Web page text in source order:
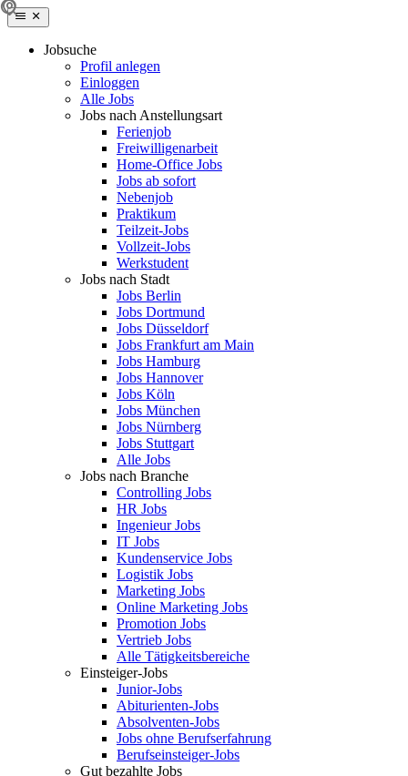
Jobsuche
Profil anlegen
Einloggen
Alle Jobs
Jobs nach Anstellungsart
Ferienjob
Freiwilligenarbeit
Home-Office Jobs
Jobs ab sofort
Nebenjob
Praktikum
Teilzeit-Jobs
Vollzeit-Jobs
Werkstudent
Jobs nach Stadt
Jobs Berlin
Jobs Dortmund
Jobs Düsseldorf
Jobs Frankfurt am Main
Jobs Hamburg
Jobs Hannover
Jobs Köln
Jobs München
Jobs Nürnberg
Jobs Stuttgart
Alle Jobs
Jobs nach Branche
Controlling Jobs
HR Jobs
Ingenieur Jobs
IT Jobs
Kundenservice Jobs
Logistik Jobs
Marketing Jobs
Online Marketing Jobs
Promotion Jobs
Vertrieb Jobs
Alle Tätigkeitsbereiche
Einsteiger-Jobs
Junior-Jobs
Abiturienten-Jobs
Absolventen-Jobs
Jobs ohne Berufserfahrung
Berufseinsteiger-Jobs
Gut bezahlte Jobs